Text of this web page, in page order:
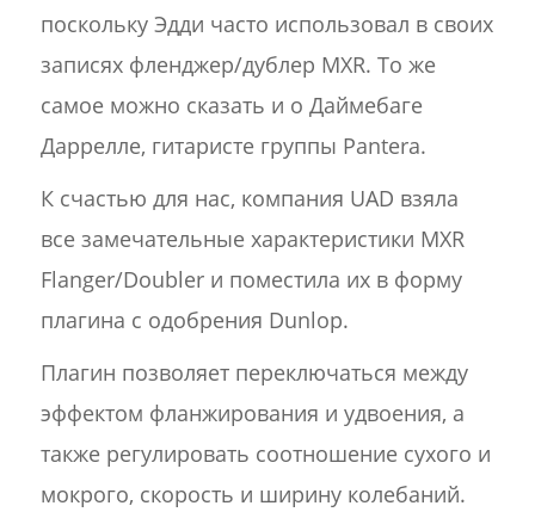
поскольку Эдди часто использовал в своих
записях фленджер/дублер MXR. То же
самое можно сказать и о Даймебаге
Даррелле, гитаристе группы Pantera.
К счастью для нас, компания UAD взяла
все замечательные характеристики MXR
Flanger/Doubler и поместила их в форму
плагина с одобрения Dunlop.
Плагин позволяет переключаться между
эффектом фланжирования и удвоения, а
также регулировать соотношение сухого и
мокрого, скорость и ширину колебаний.